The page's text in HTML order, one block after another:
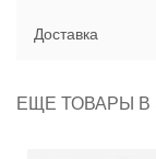
Доставка
ЕЩЕ ТОВАРЫ В